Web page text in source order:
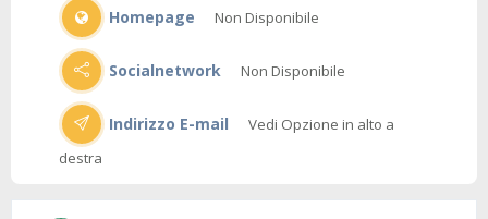
Homepage Non Disponibile
Socialnetwork Non Disponibile
Indirizzo E-mail
Vedi Opzione in alto a
destra